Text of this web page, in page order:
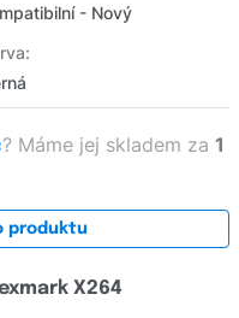
- Nový
? Máme jej skladem za 1
produktu
X264